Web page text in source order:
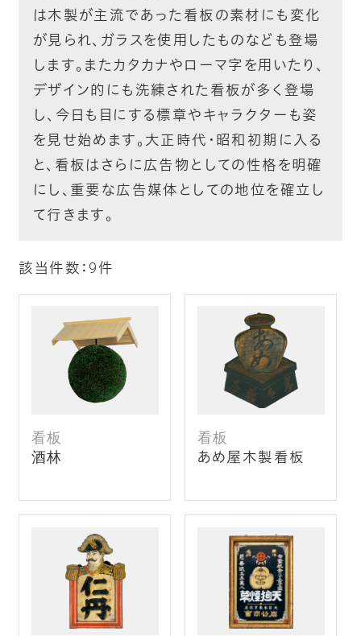
は木製が主流であった看板の素材にも変化
が見られ、ガラスを使用したものなども登場
します。またカタカナやローマ字を用いたり、
デザイン的にも洗練された看板が多く登場
し、今日も目にする標章やキャラクターも姿
を見せ始めます。大正時代・昭和初期に入る
と、看板はさらに広告物としての性格を明確
にし、重要な広告媒体としての地位を確立し
て行きます。
該当件数： 9件
看板
酒林
看板
あめ屋木製看板